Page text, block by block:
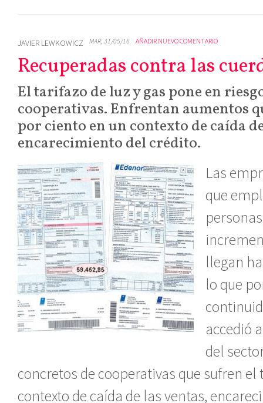
JAVIER LEWKOWICZ MAR, 31/05/16 AÑADIR NUEVO COMENTARIO
Recuperadas contra las
El tarifazo de luz y gas pone en
cooperativas. Enfrentan aumentos
por ciento en un contexto de caída
encarecimiento del crédito.
Las
que
llegan
lo que
accedió
del
concretos de cooperativas que sufren el
contexto de caída de las ventas,